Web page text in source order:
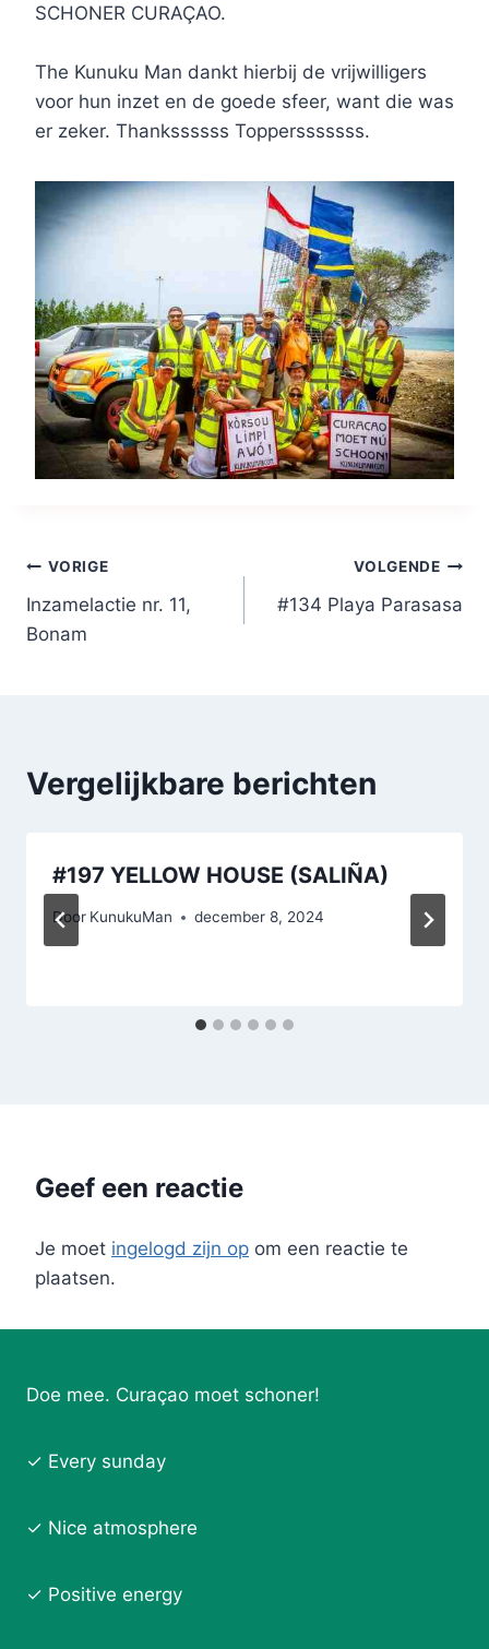
SCHONER CURAÇAO.
The Kunuku Man dankt hierbij de vrijwilligers
voor hun inzet en de goede sfeer, want die was
er zeker. Thankssssss Toppersssssss.
Bericht
navigatie
VORIGE
Inzamelactie nr. 11,
Bonam
VOLGENDE
#134 Playa Parasasa
Vergelijkbare berichten
#197 YELLOW HOUSE (SALIÑA)
Door KunukuMan december 8, 2024
Geef een reactie
Je moet ingelogd zijn op om een reactie te
plaatsen.
Doe mee. Curaçao moet schoner!
✓ Every sunday
✓ Nice atmosphere
✓ Positive energy